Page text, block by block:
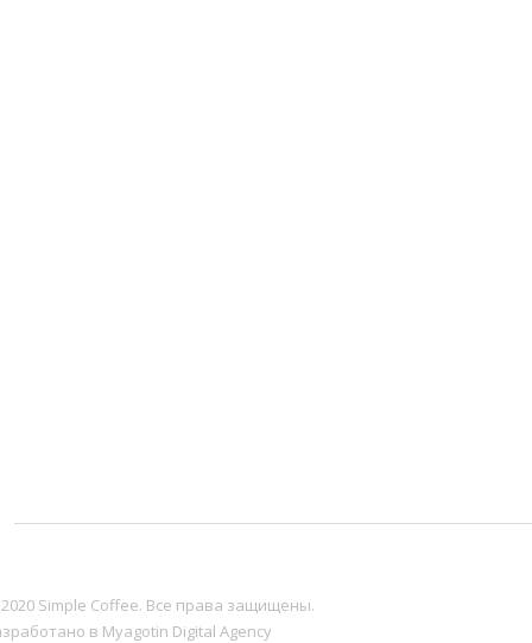
Simple Coffee. Все права защищены.
в Myagotin Digital Agency